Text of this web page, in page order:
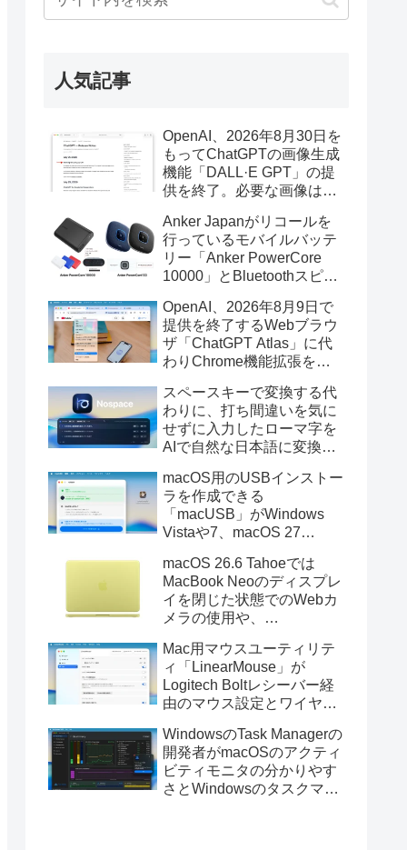
人気記事
OpenAI、2026年8月30日を
もってChatGPTの画像生成
機能「DALL·E GPT」の提
供を終了。必要な画像は期
Anker Japanがリコールを
行っているモバイルバッテ
リー「Anker PowerCore
10000」とBluetoothスピー
辺を焼損する火災が6月に3
件発生していたそうなので
注意を。
OpenAI、2026年8月9日で
提供を終了するWebブラウ
ザ「ChatGPT Atlas」に代
わりChrome機能拡張をア
画の質問やAsk ChatGPT機
能を追加。
スペースキーで変換する代
わりに、打ち間違いを気に
せずに入力したローマ字を
AIで自然な日本語に変換し
力アプリ「Nospace」がリ
リース。
macOS用のUSBインストー
ラを作成できる
「macUSB」がWindows
Vistaや7、macOS 27
トーラの作成に対応。
macOS 26.6 Tahoeでは
MacBook Neoのディスプレ
イを閉じた状態でのWebカ
メラの使用や、
利用しMacBook Neoを復元
する際の安定性が向上。
Mac用マウスユーティリテ
ィ「LinearMouse」が
Logitech Boltレシーバー経
由のマウス設定とワイヤレ
ックボールに対応。
WindowsのTask Managerの
開発者がmacOSのアクティ
ビティモニタの分かりやす
さとWindowsのタスクマネ